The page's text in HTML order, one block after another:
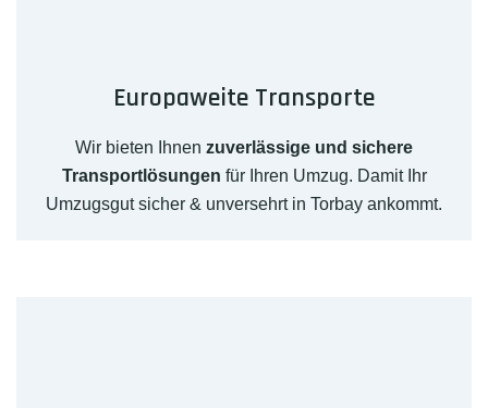
Europaweite Transporte
Wir bieten Ihnen zuverlässige und sichere
Transportlösungen für Ihren Umzug. Damit Ihr
Umzugsgut sicher & unversehrt in Torbay ankommt.